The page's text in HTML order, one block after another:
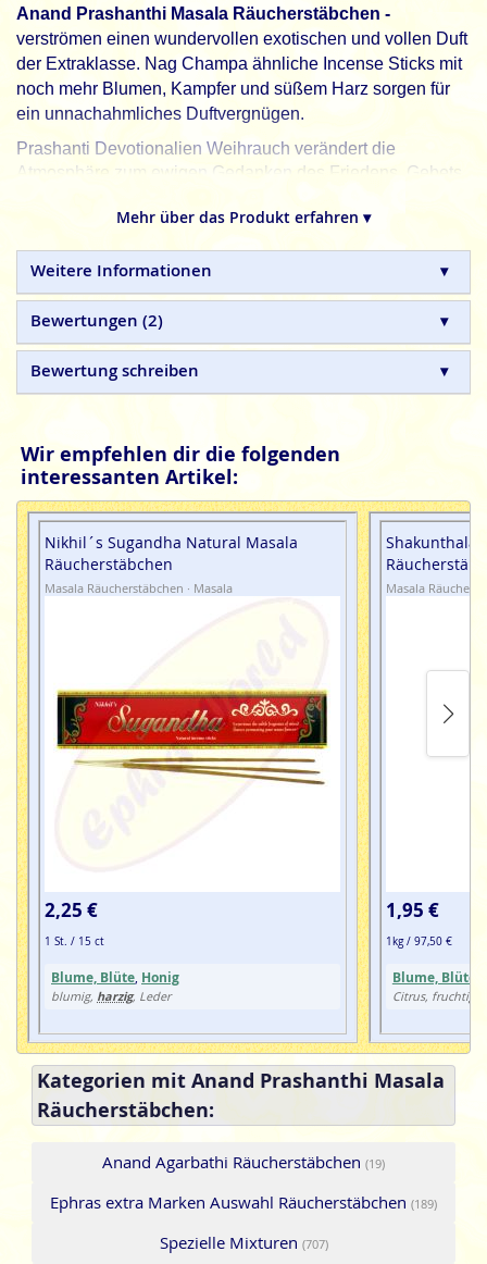
Anand Prashanthi Masala Räucherstäbchen -
verströmen einen wundervollen exotischen und vollen Duft
der Extraklasse. Nag Champa ähnliche Incense Sticks mit
noch mehr Blumen, Kampfer und süßem Harz sorgen für
ein unnachahmliches Duftvergnügen.
Prashanti Devotionalien Weihrauch verändert die
Atmosphäre zum ewigen Gedanken des Friedens, Gebets
AnandPrashanthi Räucherstäbchen sind aus 100%
natürlichen Inhaltsstoffen in Handarbeit hergestellte
Qualitätsprodukte, ohne tierische, toxische oder
Mehr über das Produkt erfahren ▾
Weitere Informationen
Bewertungen 2
Bewertung schreiben
Wir empfehlen dir die folgenden
interessanten Artikel:
Nikhil´s Sugandha Natural Masala
Räucherstäbchen
Masala Räucherstäbchen · Masala
2,25 €
1 St. / 15 ct
Blume, Blüte Honig
blumig, harzig, Leder
Shakunthala
Masala
1,95 €
1kg / 97,50 €
Blume, Blüte
Citrus, fruchtig,
Kategorien mit Anand Prashanthi Masala
Räucherstäbchen:
Anand Agarbathi Räucherstäbchen (19)
Ephras extra Marken Auswahl Räucherstäbchen (189)
Spezielle Mixturen (707)